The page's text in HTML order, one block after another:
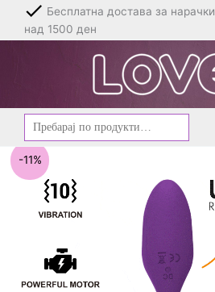
content
Бесплатна достава за нарачки
над 1500 ден
Барај
за:
-11%